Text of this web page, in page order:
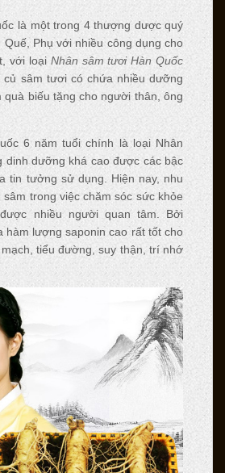
là một trong 4 thượng dược quý
Quế, Phụ với nhiều công dụng cho
với loại Nhân sâm tươi Hàn Quốc
củ sâm tươi có chứa nhiều dưỡng
quà biếu tặng cho người thân, ông
6 năm tuổi chính là loại Nhân
dinh dưỡng khá cao được các bậc
tin tưởng sử dụng. Hiện nay, nhu
trong việc chăm sóc sức khỏe
nhiều người quan tâm. Bởi
hàm lượng saponin cao rất tốt cho
tiểu đường, suy thận, trí nhớ